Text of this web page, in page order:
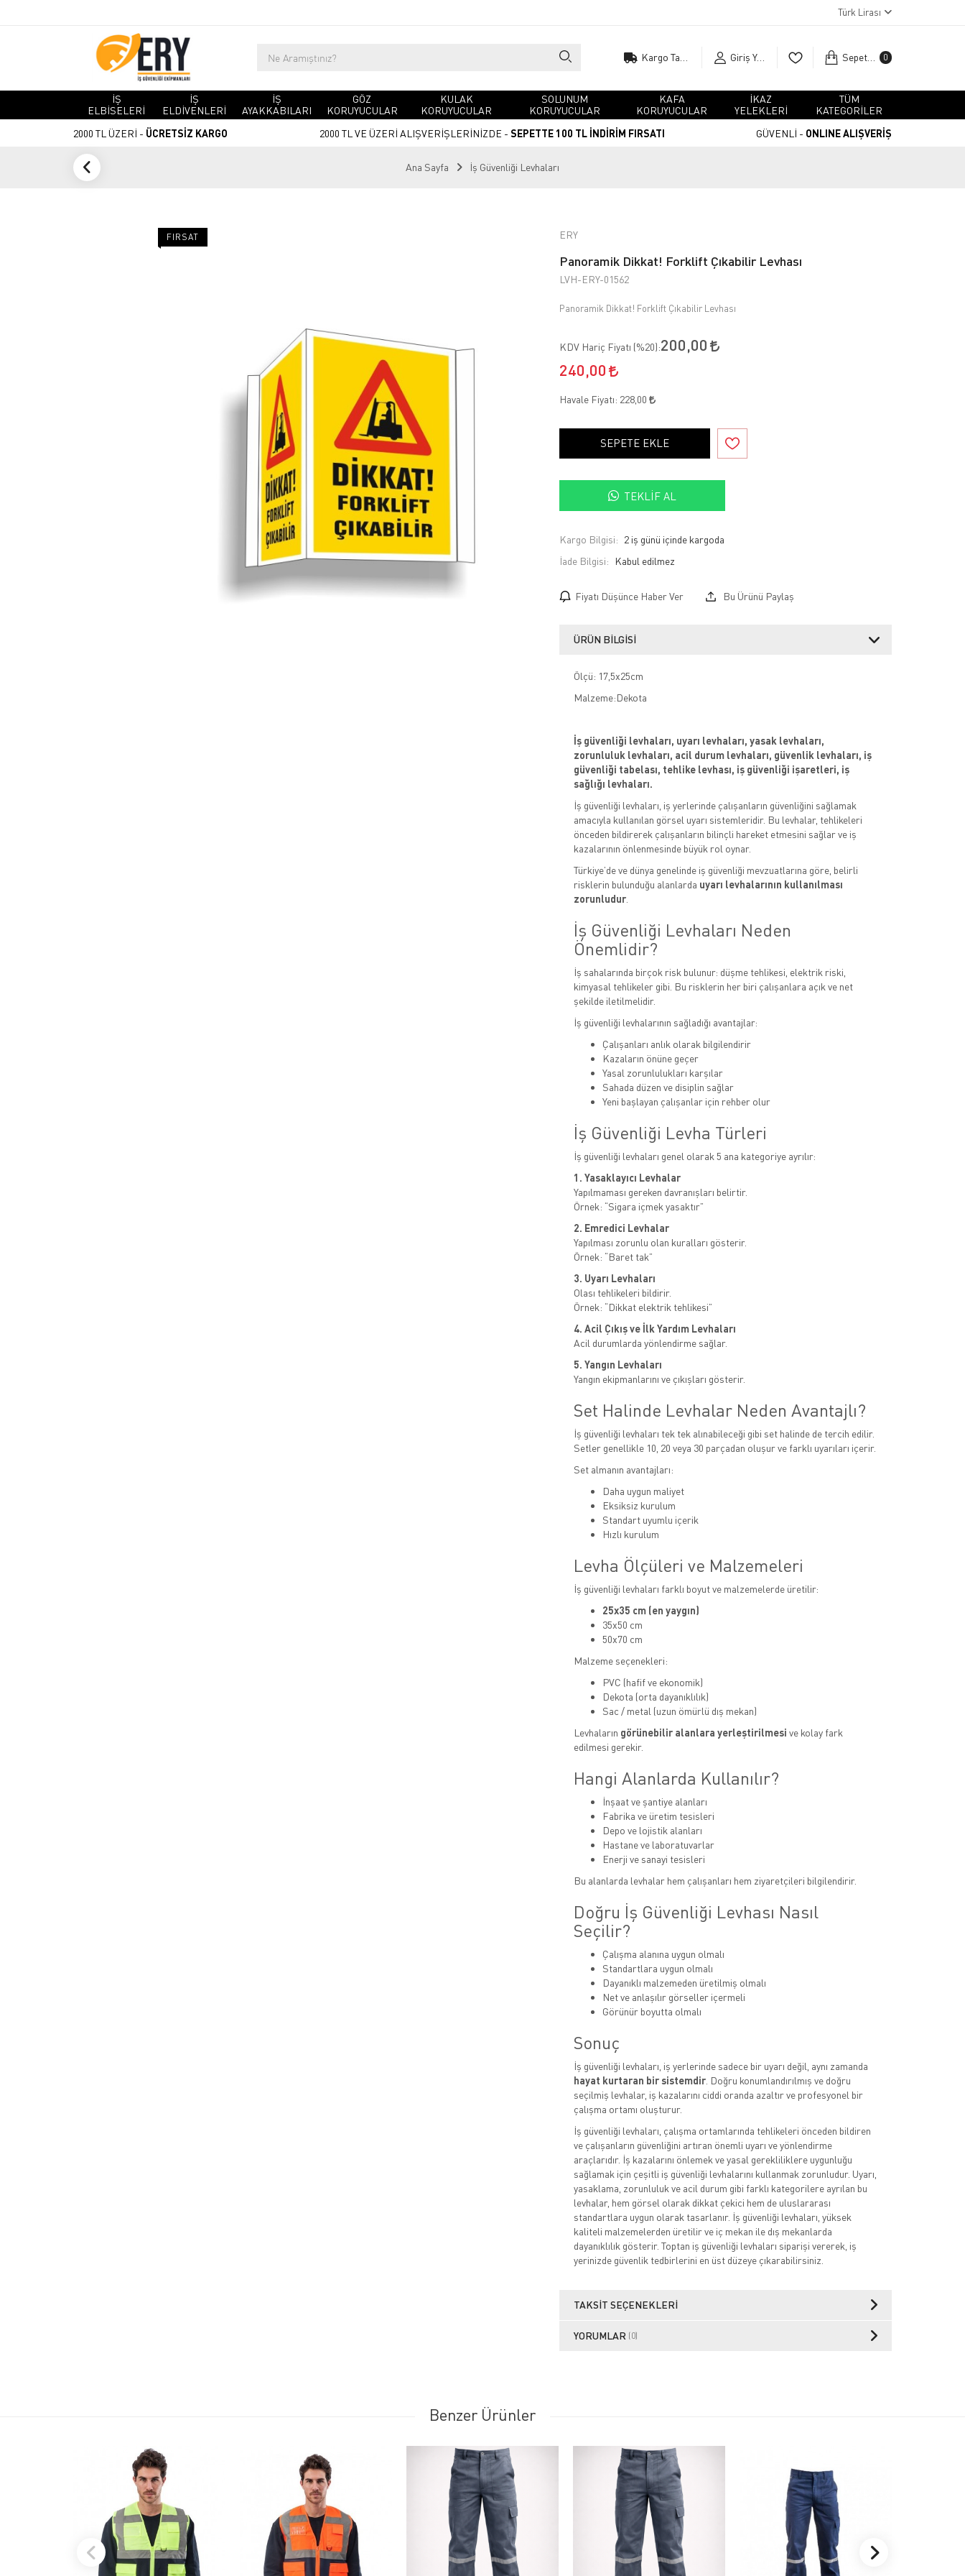
Türk Lirası
Giriş Yap Sepetim 0
İŞ
ELBİSELERİ
İŞ
ELDİVENLERİ
İŞ
AYAKKABILARI
GÖZ
KORUYUCULAR
KULAK
KORUYUCULAR
SOLUNUM
KORUYUCULAR
KAFA
KORUYUCULAR
İKAZ
YELEKLERİ
TÜM
KATEGORİLER
2000 TL ÜZERİ - ÜCRETSİZ KARGO 2000 TL VE ÜZERİ ALIŞVERİŞLERİNİZDE - SEPETTE 100 TL İNDİRİM FIRSATI GÜVENLİ - ONLINE ALIŞVERİŞ
Ana Sayfa İş Güvenliği Levhaları
FIRSAT ERY
Panoramik Dikkat! Forklift Çıkabilir Levhası
LVH-ERY-01562
Panoramik Dikkat! Forklift Çıkabilir Levhası
KDV Hariç Fiyatı (%20):200,00
240,00
Havale Fiyatı: 228,00
SEPETE EKLE
TEKLIF AL
Kargo Bilgisi: 2 iş günü içinde kargoda
İade Bilgisi:
Fiyatı Düşünce Haber Ver Bu Ürünü Paylaş
ÜRÜN BILGISI
Ölçü: 17,5x25cm
Malzeme:Dekota
İş güvenliği levhaları, uyarı levhaları, yasak levhaları,
zorunluluk levhaları, acil durum levhaları, güvenlik levhaları, iş
güvenliği tabelası, tehlike levhası, iş güvenliği işaretleri, iş
sağlığı levhaları.
İş güvenliği levhaları, iş yerlerinde çalışanların güvenliğini sağlamak
amacıyla kullanılan görsel uyarı sistemleridir. Bu levhalar, tehlikeleri
önceden bildirerek çalışanların bilinçli hareket etmesini sağlar ve iş
kazalarının önlenmesinde büyük rol oynar.
Türkiye’de ve dünya genelinde iş güvenliği mevzuatlarına göre, belirli
risklerin bulunduğu alanlarda uyarı levhalarının kullanılması
zorunludur.
İş Güvenliği Levhaları Neden
Önemlidir?
İş sahalarında birçok risk bulunur: düşme tehlikesi, elektrik riski,
kimyasal tehlikeler gibi. Bu risklerin her biri çalışanlara açık ve net
şekilde iletilmelidir.
İş güvenliği levhalarının sağladığı avantajlar:
Çalışanları anlık olarak bilgilendirir
Kazaların önüne geçer
Yasal zorunlulukları karşılar
Sahada düzen ve disiplin sağlar
Yeni başlayan çalışanlar için rehber olur
İş Güvenliği Levha Türleri
İş güvenliği levhaları genel olarak 5 ana kategoriye ayrılır:
1. Yasaklayıcı Levhalar
Yapılmaması gereken davranışları belirtir.
Örnek: “Sigara içmek yasaktır”
2. Emredici Levhalar
Yapılması zorunlu olan kuralları gösterir.
Örnek: “Baret tak”
3. Uyarı Levhaları
Olası tehlikeleri bildirir.
Örnek: “Dikkat elektrik tehlikesi”
4. Acil Çıkış ve İlk Yardım Levhaları
Acil durumlarda yönlendirme sağlar.
5. Yangın Levhaları
Yangın ekipmanlarını ve çıkışları gösterir.
Set Halinde Levhalar Neden Avantajlı?
İş güvenliği levhaları tek tek alınabileceği gibi set halinde de tercih edilir.
Setler genellikle 10, 20 veya 30 parçadan oluşur ve farklı uyarıları içerir.
Set almanın avantajları:
Daha uygun maliyet
Eksiksiz kurulum
Standart uyumlu içerik
Hızlı kurulum
Levha Ölçüleri ve Malzemeleri
İş güvenliği levhaları farklı boyut ve malzemelerde üretilir:
25x35 cm (en yaygın)
35x50 cm
50x70 cm
Malzeme seçenekleri:
PVC (hafif ve ekonomik)
Dekota (orta dayanıklılık)
Sac / metal (uzun ömürlü dış mekan)
Levhaların görünebilir alanlara yerleştirilmesi ve kolay fark
edilmesi gerekir.
Hangi Alanlarda Kullanılır?
İnşaat ve şantiye alanları
Fabrika ve üretim tesisleri
Depo ve lojistik alanları
Hastane ve laboratuvarlar
Enerji ve sanayi tesisleri
Bu alanlarda levhalar hem çalışanları hem ziyaretçileri bilgilendirir.
Doğru İş Güvenliği Levhası Nasıl
Seçilir?
Çalışma alanına uygun olmalı
Standartlara uygun olmalı
Dayanıklı malzemeden üretilmiş olmalı
Net ve anlaşılır görseller içermeli
Görünür boyutta olmalı
Sonuç
İş güvenliği levhaları, iş yerlerinde sadece bir uyarı değil, aynı zamanda
hayat kurtaran bir sistemdir. Doğru konumlandırılmış ve doğru
seçilmiş levhalar, iş kazalarını ciddi oranda azaltır ve profesyonel bir
çalışma ortamı oluşturur.
İş güvenliği levhaları, çalışma ortamlarında tehlikeleri önceden bildiren
ve çalışanların güvenliğini artıran önemli uyarı ve yönlendirme
araçlarıdır. İş kazalarını önlemek ve yasal gerekliliklere uygunluğu
sağlamak için çeşitli iş güvenliği levhalarını kullanmak zorunludur. Uyarı,
yasaklama, zorunluluk ve acil durum gibi farklı kategorilere ayrılan bu
levhalar, hem görsel olarak dikkat çekici hem de uluslararası
standartlara uygun olarak tasarlanır. İş güvenliği levhaları, yüksek
kaliteli malzemelerden üretilir ve iç mekan ile dış mekanlarda
dayanıklılık gösterir. Toptan iş güvenliği levhaları siparişi vererek, iş
yerinizde güvenlik tedbirlerini en üst düzeye çıkarabilirsiniz.
TAKSIT SEÇENEKLERI
YORUMLAR (0)
Benzer Ürünler